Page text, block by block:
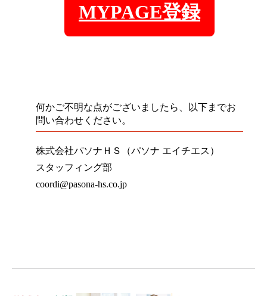
MYPAGE登録
何かご不明な点がございましたら、以下までお
問い合わせください。
株式会社パソナＨＳ（パソナ エイチエス）
スタッフィング部
coordi@pasona-hs.co.jp